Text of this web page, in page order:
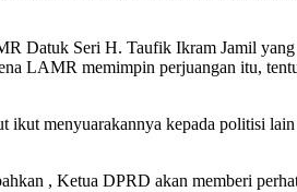
Datuk Seri H. Taufik Ikram Jamil yang
LAMR memimpin perjuangan itu,
menyuarakannya kepada politisi
, Ketua DPRD akan memberi